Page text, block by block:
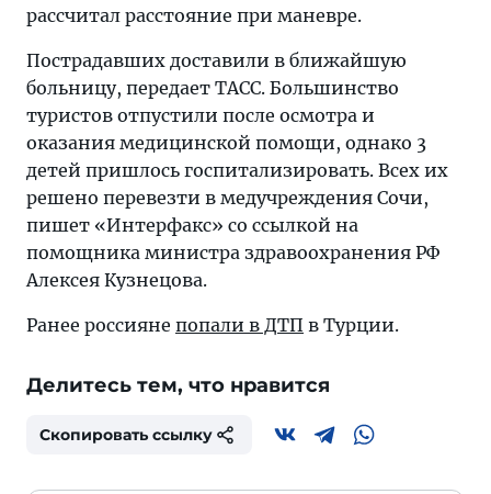
рассчитал расстояние при маневре.
Пострадавших доставили в ближайшую
больницу, передает ТАСС. Большинство
туристов отпустили после осмотра и
оказания медицинской помощи, однако 3
детей пришлось госпитализировать. Всех их
решено перевезти в медучреждения Сочи,
пишет «Интерфакс» со ссылкой на
помощника министра здравоохранения РФ
Алексея Кузнецова.
Ранее россияне попали в ДТП в Турции.
Делитесь тем, что нравится
Скопировать ссылку